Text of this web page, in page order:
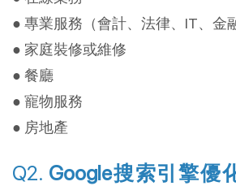
● 專業服務（會計、法律、IT、金
● 家庭裝修或維修
● 餐廳
● 寵物服務
● 房地產
Q2. Google搜索引擎優